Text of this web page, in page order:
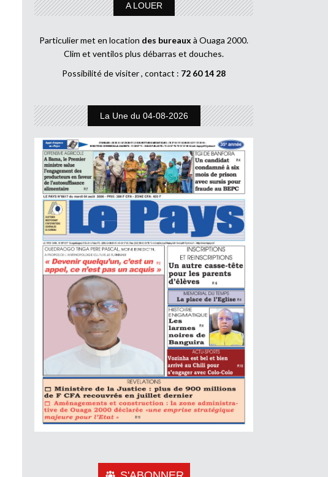
A LOUER
Particulier met en location des bureaux à Ouaga 2000.
Clim et ventilos plus débarras et douches.
Possibilité de visiter , contact : 72 60 14 28
La Une du 04-08-2026